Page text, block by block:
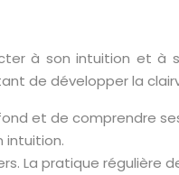
à son intuition et
de développer la
et de comprendre
intuition.
La pratique régulière